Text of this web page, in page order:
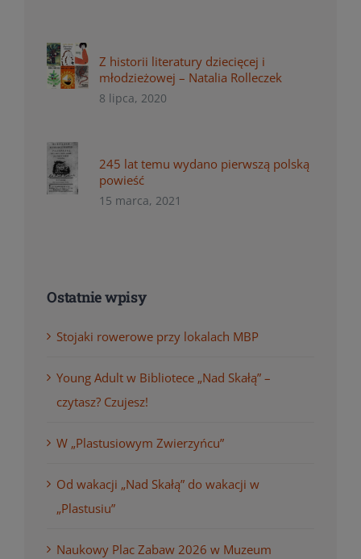
Z historii literatury dziecięcej i
młodzieżowej – Natalia Rolleczek
8 lipca, 2020
245 lat temu wydano pierwszą polską
powieść
15 marca, 2021
Ostatnie wpisy
Stojaki rowerowe przy lokalach MBP
Young Adult w Bibliotece „Nad Skałą” –
czytasz? Czujesz!
W „Plastusiowym Zwierzyńcu”
Od wakacji „Nad Skałą” do wakacji w
„Plastusiu”
Naukowy Plac Zabaw 2026 w Muzeum